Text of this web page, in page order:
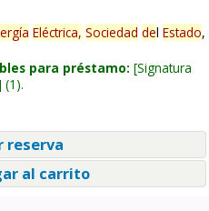
Eléctrica, Sociedad del Estado,
para préstamo: Signatura
(1).
reserva
al carrito